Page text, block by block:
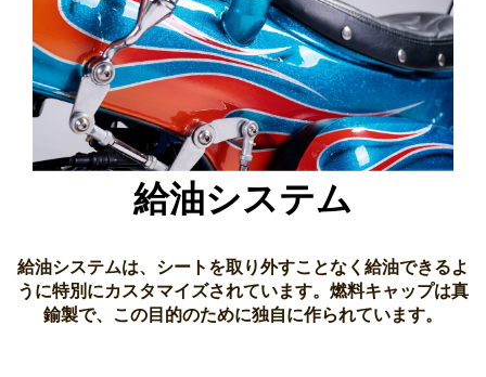
給油システム
給油システムは、シートを取り外すことなく給油できるよ
うに特別にカスタマイズされています。燃料キャップは真
鍮製で、この目的のために独自に作られています。